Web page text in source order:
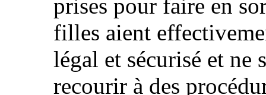
prises pour faire en
filles aient
légal et sécurisé et ne
recourir à des